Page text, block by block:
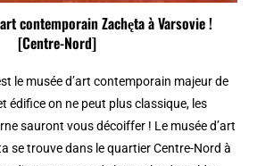
contemporain Zachęta à Varsovie !
[Centre-Nord]
le musée d’art contemporain majeur de
édifice on ne peut plus classique, les
sauront vous décoiffer ! Le musée d’art
se trouve dans le quartier Centre-Nord à